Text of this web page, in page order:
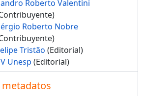
Roberto Valentini
Roberto Nobre
Tristão (Editorial)
Unesp (Editorial)